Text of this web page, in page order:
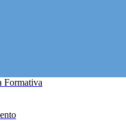
Formativa